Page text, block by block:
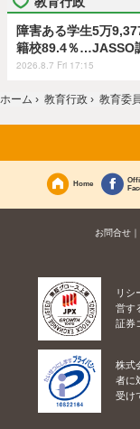
障害ある学生5万
籍校89.4％…JASSO
2026.8.7 Fri 17:15
ホーム › 教育行政 › 教育委
Home
お問合せ
リシ
営す
証券
株式
者に
受け